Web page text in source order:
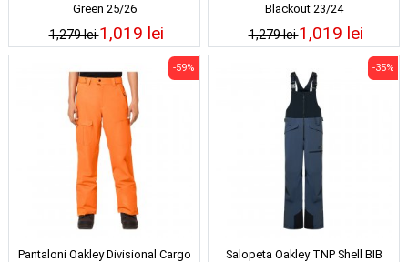
Green 25/26
1,279 lei1,019 lei
Blackout 23/24
1,279 lei1,019 lei
Pantaloni Oakley Divisional Cargo
-59%
Salopeta Oakley TNP Shell BIB
-35%